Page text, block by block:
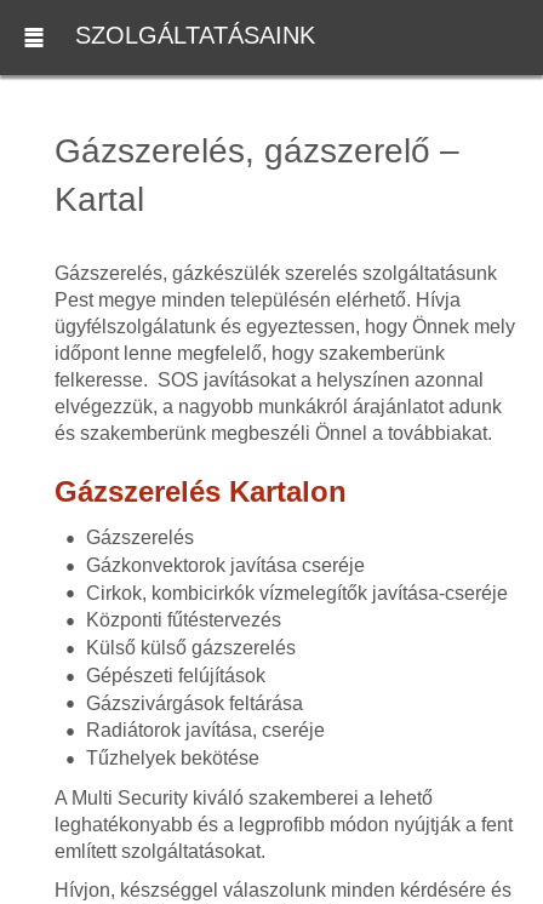
SZOLGÁLTATÁSAINK
Gázszerelés, gázszerelő –
Kartal
Gázszerelés, gázkészülék szerelés szolgáltatásunk
Pest megye minden településén elérhető. Hívja
ügyfélszolgálatunk és egyeztessen, hogy Önnek mely
időpont lenne megfelelő, hogy szakemberünk
felkeresse. SOS javításokat a helyszínen azonnal
elvégezzük, a nagyobb munkákról árajánlatot adunk
és szakemberünk megbeszéli Önnel a továbbiakat.
Gázszerelés Kartalon
Gázszerelés
Gázkonvektorok javítása cseréje
Cirkok, kombicirkók vízmelegítők javítása-cseréje
Központi fűtéstervezés
Külső külső gázszerelés
Gépészeti felújítások
Gázszivárgások feltárása
Radiátorok javítása, cseréje
Tűzhelyek bekötése
A Multi Security kiváló szakemberei a lehető
leghatékonyabb és a legprofibb módon nyújtják a fent
említett szolgáltatásokat.
Hívjon, készséggel válaszolunk minden kérdésére és